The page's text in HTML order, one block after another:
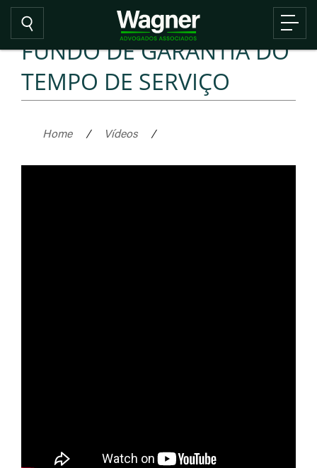
FUNDO DE GARANTIA DO
TEMPO DE SERVIÇO
Home / Vídeos /